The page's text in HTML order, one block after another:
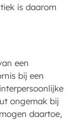
is daarom
een
bij een
ongemak bij
daartoe,